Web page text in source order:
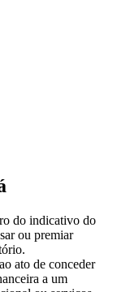
do indicativo do
ou premiar
ato de conceder
a um